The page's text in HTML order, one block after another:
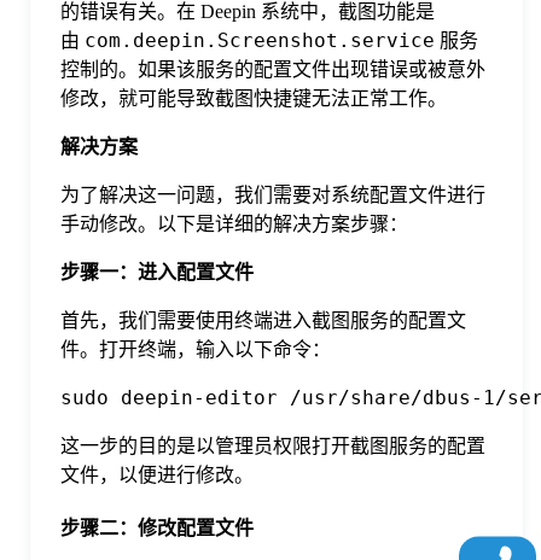
的错误有关。在 Deepin 系统中，截图功能是
由 com.deepin.Screenshot.service 服务
控制的。如果该服务的配置文件出现错误或被意外
修改，就可能导致截图快捷键无法正常工作。
解决方案
为了解决这一问题，我们需要对系统配置文件进行
手动修改。以下是详细的解决方案步骤：
步骤一：进入配置文件
首先，我们需要使用终端进入截图服务的配置文
件。打开终端，输入以下命令：
sudo deepin-editor /usr/share/dbus-1/
这一步的目的是以管理员权限打开截图服务的配置
文件，以便进行修改。
步骤二：修改配置文件